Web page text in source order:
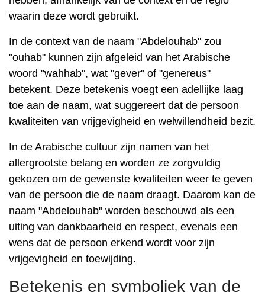
waarin deze wordt gebruikt.
In de context van de naam "Abdelouhab" zou
"ouhab" kunnen zijn afgeleid van het Arabische
woord "wahhab", wat "gever" of "genereus"
betekent. Deze betekenis voegt een adellijke laag
toe aan de naam, wat suggereert dat de persoon
kwaliteiten van vrijgevigheid en welwillendheid bezit.
In de Arabische cultuur zijn namen van het
allergrootste belang en worden ze zorgvuldig
gekozen om de gewenste kwaliteiten weer te geven
van de persoon die de naam draagt. Daarom kan de
naam "Abdelouhab" worden beschouwd als een
uiting van dankbaarheid en respect, evenals een
wens dat de persoon erkend wordt voor zijn
vrijgevigheid en toewijding.
Betekenis en symboliek van de